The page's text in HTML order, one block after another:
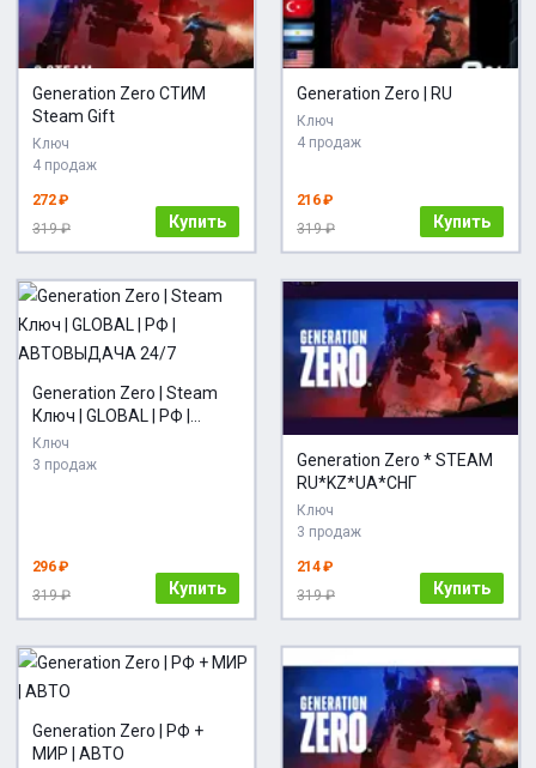
Generation Zero СТИМ
Steam Gift
Ключ
4 продаж
272 ₽
319 ₽
Купить
Generation Zero | RU
Ключ
4 продаж
216 ₽
319 ₽
Купить
Generation Zero | Steam
Ключ | GLOBAL | РФ |
АВТОВЫДАЧА 24/7
Ключ
3 продаж
296 ₽
319 ₽
Купить
Generation Zero * STEAM
RU*KZ*UA*СНГ
Ключ
3 продаж
214 ₽
319 ₽
Купить
Generation Zero | РФ +
МИР | АВТО